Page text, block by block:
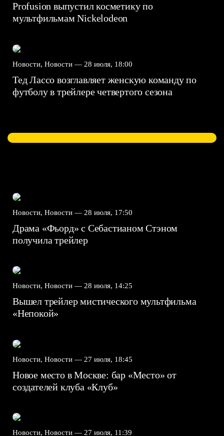
Profusion выпустил косметику по
мультфильмам Nickelodeon
Новости, Новости — 28 июля, 18:00
Тед Лассо возглавляет женскую команду по
футболу в трейлере четвертого сезона
Новости, Новости — 28 июля, 17:50
Драма «Фьорд» с Себастианом Стэном
получила трейлер
Новости, Новости — 28 июля, 14:25
Вышел трейлер мистического мультфильма
«Непокой»
Новости, Новости — 27 июля, 18:45
Новое место в Москве: бар «Место» от
создателей клуба «Клуб»
Новости, Новости — 27 июля, 11:39